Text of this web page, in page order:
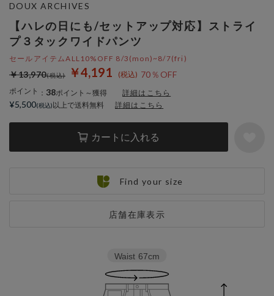
【ハレの日にも/セットアップ対応】ストライ
プ３タックワイドパンツ
セールアイテムALL10%OFF 8/3(mon)~8/7(fri)
￥4,191 70％OFF
￥13,970
ポイント ： 38ポイント～獲得 詳細はこちら
カートに入れる
店舗在庫表示
DOUX ARCHIVES
¥5,500 以上で送料無料 詳細はこちら
Find your size
Waist 67cm